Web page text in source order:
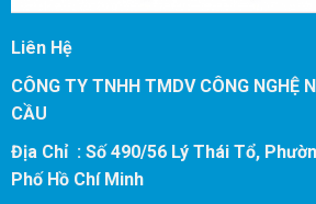
Liên Hệ
CÔNG TY TNHH TMDV CÔNG NGHỆ
CẦU
Địa Chỉ : Số 490/56 Lý Thái Tổ,
Phố Hồ Chí Minh